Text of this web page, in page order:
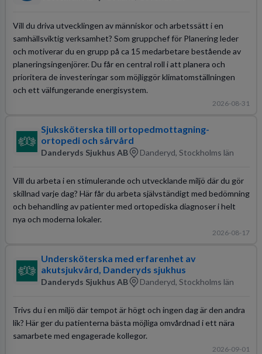
Vill du driva utvecklingen av människor och arbetssätt i en
samhällsviktig verksamhet? Som gruppchef för Planering leder
och motiverar du en grupp på ca 15 medarbetare bestående av
planeringsingenjörer. Du får en central roll i att planera och
prioritera de investeringar som möjliggör klimatomställningen
och ett välfungerande energisystem.
2026-08-31
Sjuksköterska till ortopedmottagning-
ortopedi och sårvård
Danderyds Sjukhus AB Danderyd, Stockholms län
Vill du arbeta i en stimulerande och utvecklande miljö där du gör
skillnad varje dag? Här får du arbeta självständigt med bedömning
och behandling av patienter med ortopediska diagnoser i helt
nya och moderna lokaler.
2026-08-17
Undersköterska med erfarenhet av
akutsjukvård, Danderyds sjukhus
Danderyds Sjukhus AB Danderyd, Stockholms län
Trivs du i en miljö där tempot är högt och ingen dag är den andra
lik? Här ger du patienterna bästa möjliga omvårdnad i ett nära
samarbete med engagerade kollegor.
2026-09-01